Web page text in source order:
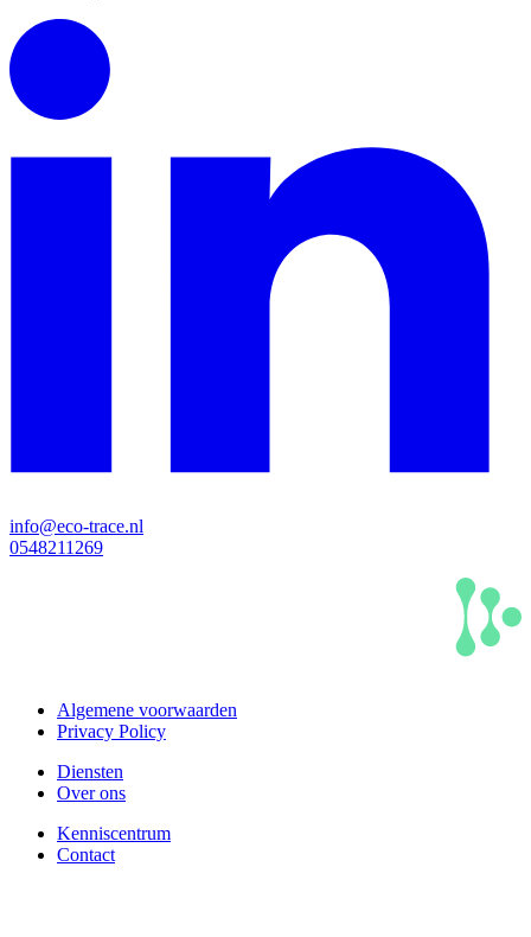
info@eco-trace.nl
0548211269
Algemene voorwaarden
Privacy Policy
Diensten
Over ons
Kenniscentrum
Contact